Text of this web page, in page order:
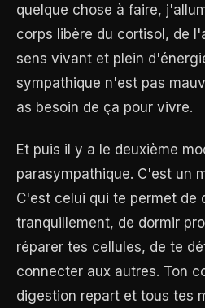
quelque chose à faire,
corps libère du cortisol, de
sens vivant et plein
sympathique n'est pas
as besoin de ça pour vivre.
Et puis il y a le deuxième
parasympathique. C'est un
C'est celui qui te permet de
tranquillement, de dormir
réparer tes cellules, de te
connecter aux autres. Ton
digestion repart et tous tes